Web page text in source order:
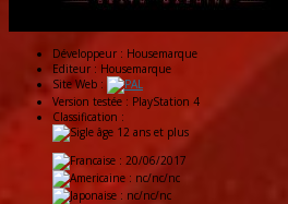
Développeur : Housemarque
Editeur : Housemarque
Site Web :
Version testée : PlayStation 4
Classification :
: 20/06/2017
: nc/nc/nc
: nc/nc/nc